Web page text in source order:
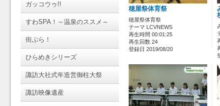
ガッコウゥ!!
すわSPA！～温泉のススメ～
街ぶら！
ひらめきシリーズ
諏訪大社式年造営御柱大祭
諏訪映像遺産
穂屋祭体育祭
穂屋祭体育祭
テーマ LCVNEWS
再生時間 00:01:25
再生回数 24
登録日 2019/08/20